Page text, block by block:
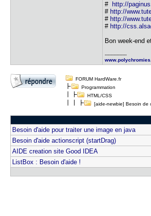
# http://
# http://
# http://
# http://
Bon week-end
---------------
FORUM HardWare.fr
Programmation
HTML/CSS
[aide-newbie] Besoin de
Besoin d'aide pour traiter une image en java
Besoin d'aide actionscript (startDrag)
AIDE creation site Good IDEA
ListBox : Besoin d'aide !